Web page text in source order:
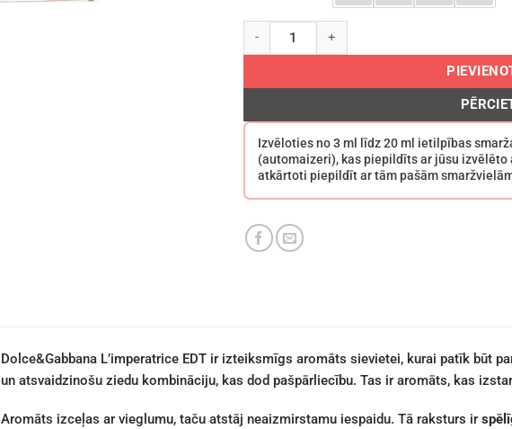
Izvēloties no 3 ml līdz 20 ml ietilpības
(automaizeri), kas piepildīts ar jūsu
atkārtoti piepildīt ar tām pašām
Dolce&Gabbana L’imperatrice EDT ir izteiksmīgs aromāts sievietei, kurai patīk būt
un atsvaidzinošu ziedu kombināciju, kas dod pašpārliecību. Tas ir aromāts, kas
Aromāts izceļas ar vieglumu, taču atstāj neaizmirstamu iespaidu. Tā raksturs ir